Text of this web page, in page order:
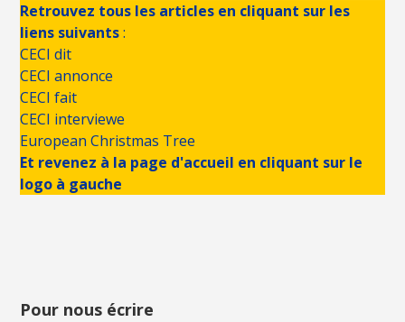
Retrouvez tous les articles en cliquant sur les
liens suivants:
CECI dit
CECI annonce
CECI fait
CECI interviewe
European Christmas Tree
Et revenez à la page d'accueil en cliquant sur le
logo à gauche
Pour nous écrire